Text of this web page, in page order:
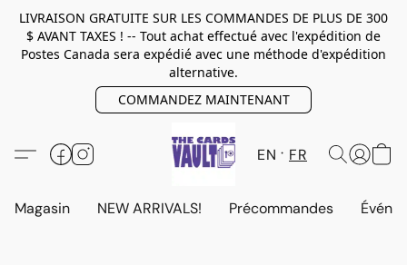
LIVRAISON GRATUITE SUR LES COMMANDES DE PLUS DE 300
$ AVANT TAXES ! -- Tout achat effectué avec l'expédition de
Postes Canada sera expédié avec une méthode d'expédition
alternative.
COMMANDEZ MAINTENANT
EN FR
Magasin NEW ARRIVALS! Précommandes